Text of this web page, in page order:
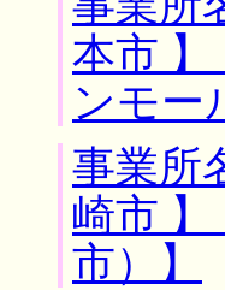
本市
ンモー
事業所
崎市
市）】